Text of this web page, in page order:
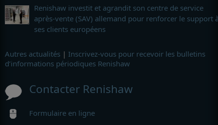
Renishaw investit et agrandit son centre de service
après-vente (SAV) allemand pour renforcer le support
ses clients européens
Autres actualités | Inscrivez-vous pour recevoir les bulletins
d’informations périodiques Renishaw
Contacter Renishaw
Formulaire en ligne